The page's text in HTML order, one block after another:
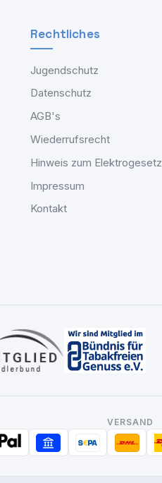
Rechtliches
Jugendschutz
Datenschutz
AGB's
Wiederrufsrecht
Hinweis zum Elektrogesetz
Impressum
Kontakt
VERSAND